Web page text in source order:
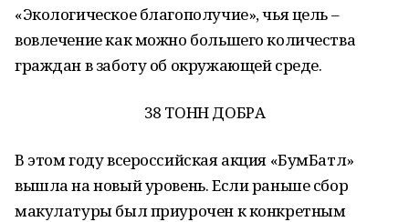
«Экологическое благополучие», чья цель –
вовлечение как можно большего количества
граждан в заботу об окружающей среде.
38 ТОНН ДОБРА
В этом году всероссийская акция «БумБатл»
вышла на новый уровень. Если раньше сбор
макулатуры был приурочен к конкретным